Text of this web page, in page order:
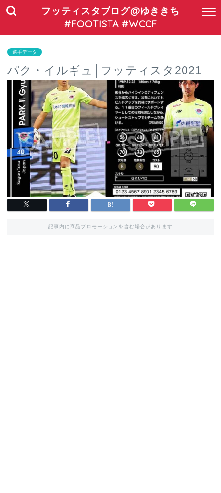
フッティスタブログ@ゆききち
#FOOTISTA #WCCF
選手データ
パク・イルギュ│フッティスタ2021
記事内に商品プロモーションを含む場合があります